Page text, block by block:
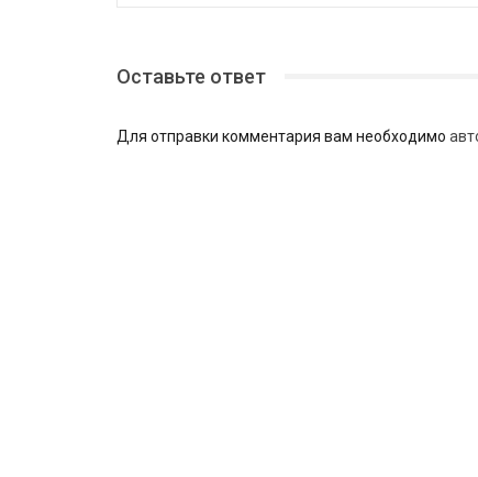
Оставьте ответ
Для отправки комментария вам необходимо